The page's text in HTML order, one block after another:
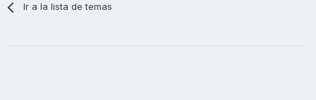
Ir a la lista de temas